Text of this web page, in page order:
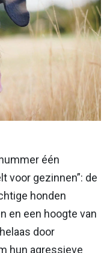
één
voor gezinnen”: de
honden
en een hoogte van
door
hun agressieve